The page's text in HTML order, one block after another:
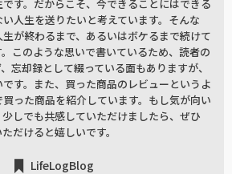
す。だからこそ、今できることにはできる
人生を送りたいと考えています。そんな
が終わるまで、あるいはボケるまで続けて
このような思いで書いているため、読者の
忘却録として綴っている面もありますが、
す。また、買った商品のレビューというよ
った商品を紹介しています。もし気が向い
しでも共感していただけましたら、ぜひ
だけると嬉しいです。
LifeLogBlog